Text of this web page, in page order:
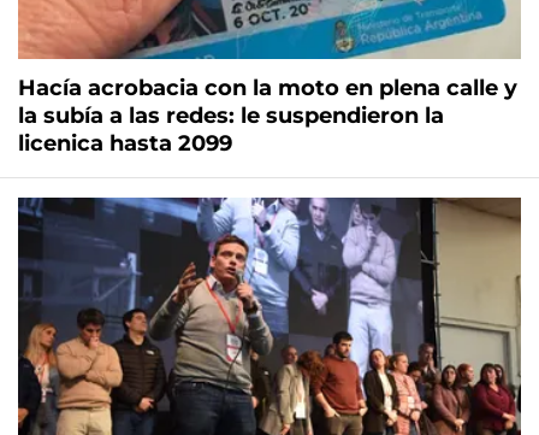
Hacía acrobacia con la moto en plena calle y
la subía a las redes: le suspendieron la
licenica hasta 2099